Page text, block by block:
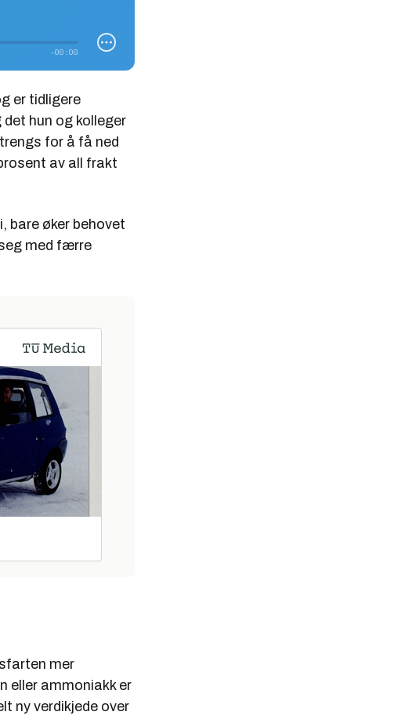
er tidligere
hun og kolleger
for å få ned
av all frakt
bare øker behovet
med færre
mer
eller ammoniakk er
ny verdikjede over